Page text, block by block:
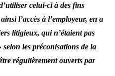
celui-ci à des fins
l’accès à l’employeur, en a
litigieux, qui n’étaient pas
les préconisations de la
régulièrement ouverts par